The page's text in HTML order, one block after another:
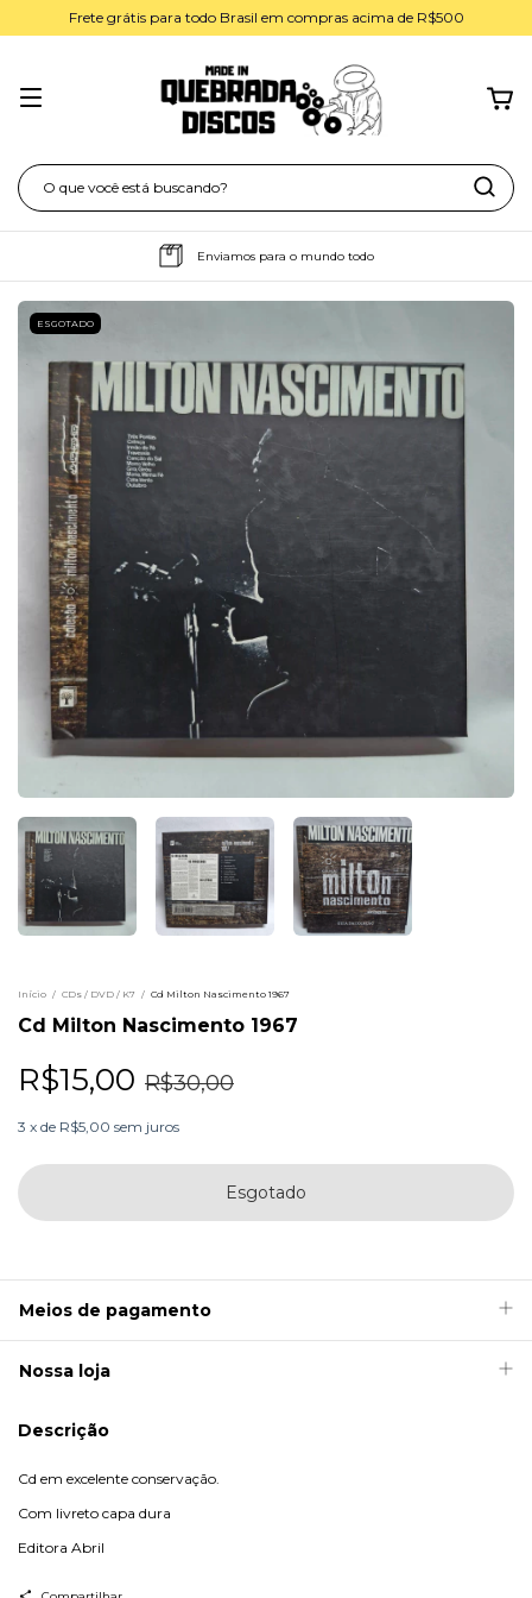
Frete grátis para todo Brasil em compras acima de R$500
Enviamos para o mundo todo
ESGOTADO
Início / CDs / DVD / K7 / Cd Milton Nascimento 1967
Cd Milton Nascimento 1967
R$15,00 R$30,00
3 x de R$5,00 sem juros
Meios de pagamento
Nossa loja
Descrição
Cd em excelente conservação.
Com livreto capa dura
Editora Abril